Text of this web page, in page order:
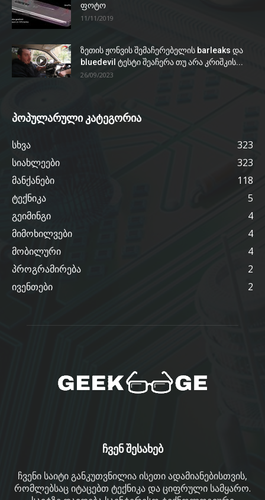
ფოტო
11/11/2019
ზეთის ჟონვის შემაჩერებელის barleaks და
bluedevil ტესტი შეაჩერა თუ არა კრიშკის...
26/09/2023
პოპულარული კატეგორია
სხვა
323
სიახლეები
323
მანქანები
118
ტექნიკა
5
გეიმინგი
4
მიმოხილვები
4
მობილური
4
პროგრამირება
2
ივენთები
2
ჩვენ შესახებ
ჩვენი საიტი განკუთვნილია ისეთი ადამიანებისთვის,
რომლებსაც იტაცებთ ტექნიკა და ციფრული სამყარო.